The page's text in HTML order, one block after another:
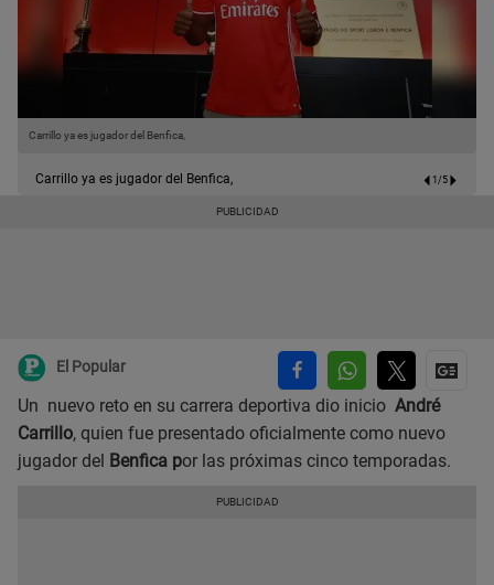
Carrillo ya es jugador del Benfica,
Carrillo ya es jugador del Benfica, 1/5
El Popular
Un nuevo reto en su carrera deportiva dio inicio André
Carrillo, quien fue presentado oficialmente como nuevo
jugador del Benfica por las próximas cinco temporadas.